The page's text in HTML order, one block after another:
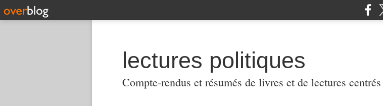
lectures politiques
Compte-rendus et résumés de livres et de lectures